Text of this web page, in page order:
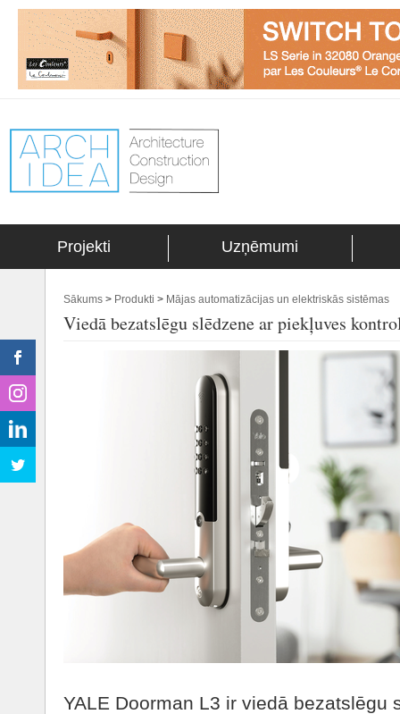
Projekti Uzņēmumi
Sākums > Produkti > Mājas automatizācijas un elektriskās sistēmas
Viedā bezatslēgu slēdzene ar piekļuves
YALE Doorman L3 ir viedā bezatslēgu